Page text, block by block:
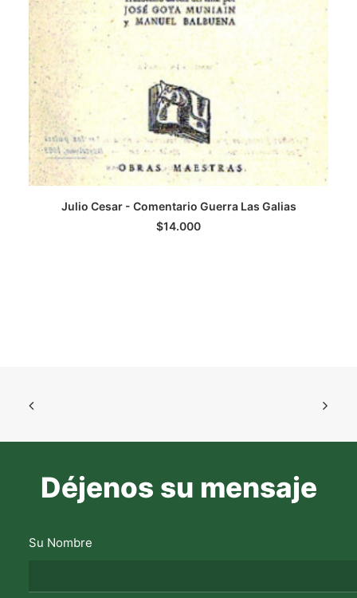
AGREGAR AL CARRITO
Julio Cesar - Comentario Guerra Las Galias
$14.000
Déjenos su mensaje
Su Nombre